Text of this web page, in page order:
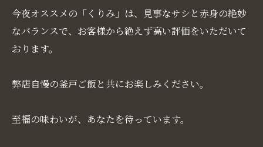
今夜オススメの「くりみ」は、見事なサシと赤身の絶妙
なバランスで、お客様から絶えず高い評価をいただいて
おります。
弊店自慢の釜戸ご飯と共にお楽しみください。
至福の味わいが、あなたを待っています。